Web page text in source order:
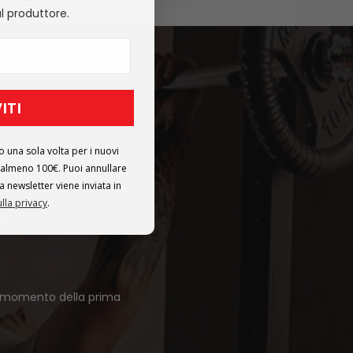
prodotti. L'iscrizione
con effetto
della prima
produttore.
una sola volta per i nuovi
100€. Puoi annullare
newsletter viene inviata in
privacy.